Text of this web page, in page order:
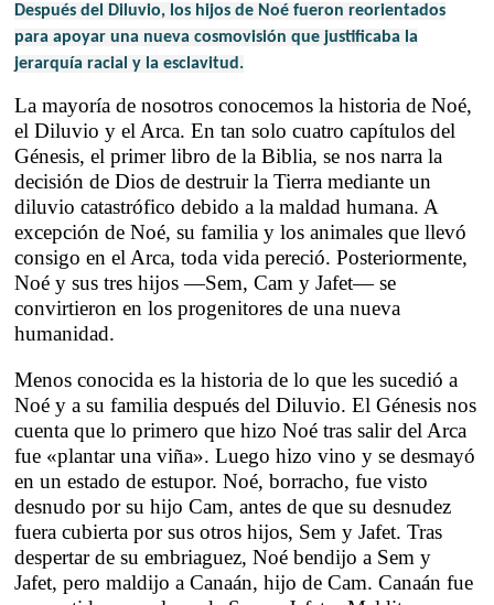
Después del Diluvio, los hijos de Noé fueron reorientados
para apoyar una nueva cosmovisión que justificaba la
jerarquía racial y la esclavitud.
La mayoría de nosotros conocemos la historia de Noé,
el Diluvio y el Arca. En tan solo cuatro capítulos del
Génesis, el primer libro de la Biblia, se nos narra la
decisión de Dios de destruir la Tierra mediante un
diluvio catastrófico debido a la maldad humana. A
excepción de Noé, su familia y los animales que llevó
consigo en el Arca, toda vida pereció. Posteriormente,
Noé y sus tres hijos —Sem, Cam y Jafet— se
convirtieron en los progenitores de una nueva
humanidad.
Menos conocida es la historia de lo que les sucedió a
Noé y a su familia después del Diluvio. El Génesis nos
cuenta que lo primero que hizo Noé tras salir del Arca
fue «plantar una viña». Luego hizo vino y se desmayó
en un estado de estupor. Noé, borracho, fue visto
desnudo por su hijo Cam, antes de que su desnudez
fuera cubierta por sus otros hijos, Sem y Jafet. Tras
despertar de su embriaguez, Noé bendijo a Sem y
Jafet, pero maldijo a Canaán, hijo de Cam. Canaán fue